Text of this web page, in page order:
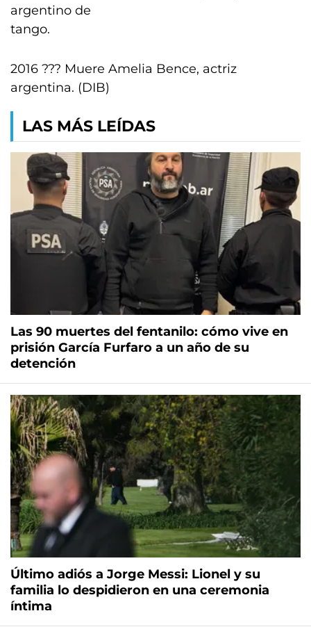
argentino de
tango.
2016 ??? Muere Amelia Bence, actriz
argentina. (DIB)
LAS MÁS LEÍDAS
Las 90 muertes del fentanilo: cómo vive en
prisión García Furfaro a un año de su
detención
Último adiós a Jorge Messi: Lionel y su
familia lo despidieron en una ceremonia
íntima